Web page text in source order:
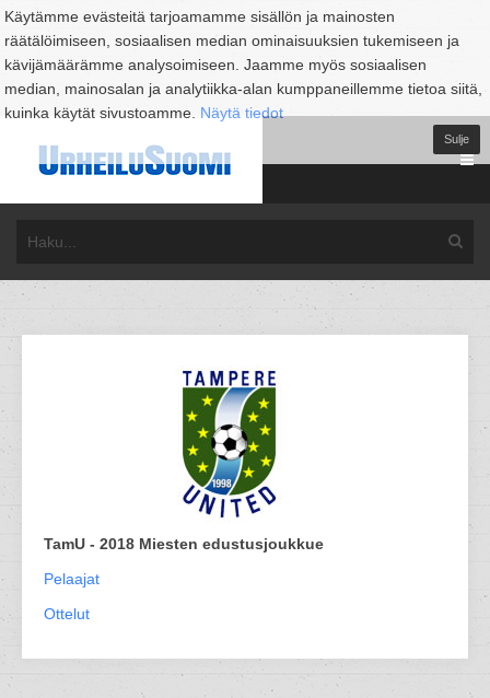
Käytämme evästeitä tarjoamamme sisällön ja mainosten
räätälöimiseen, sosiaalisen median ominaisuuksien tukemiseen ja
kävijämäärämme analysoimiseen. Jaamme myös sosiaalisen
median, mainosalan ja analytiikka-alan kumppaneillemme tietoa siitä,
kuinka käytät sivustoamme. Näytä tiedot
Sulje
TamU - 2018 Miesten edustusjoukkue
Pelaajat
Ottelut